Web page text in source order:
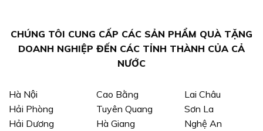
CHÚNG TÔI CUNG CẤP CÁC SẢN PHẨM QUÀ TẶNG
DOANH NGHIỆP ĐẾN CÁC TỈNH THÀNH CỦA CẢ
NƯỚC
Hà Nội
Hải Phòng
Hải Dương
Cao Bằng
Tuyên Quang
Hà Giang
Lai Châu
Sơn La
Nghệ An